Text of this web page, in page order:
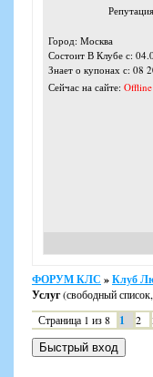
Город: Москва
Состоит В Клубе с:
Знает о купонах с: 08
Сейчас на сайте: Offline
ФОРУМ КЛС »Клуб
Услуг(свободный
Страница 1 из8 1 2